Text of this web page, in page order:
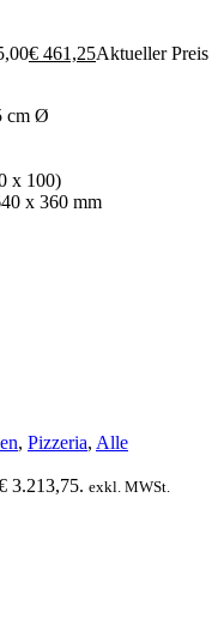
€ 461,25Aktueller Preis
cm Ø
x 100)
x 360 mm
, Pizzeria, Alle
3.213,75. exkl. MWSt.